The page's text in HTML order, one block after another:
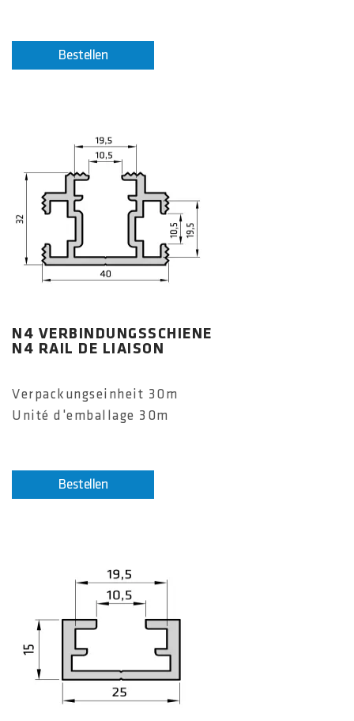
Bestellen
N4 VERBINDUNGSSCHIENE
N4 RAIL DE LIAISON
Verpackungseinheit 30m
Unité d'emballage 30m
Bestellen